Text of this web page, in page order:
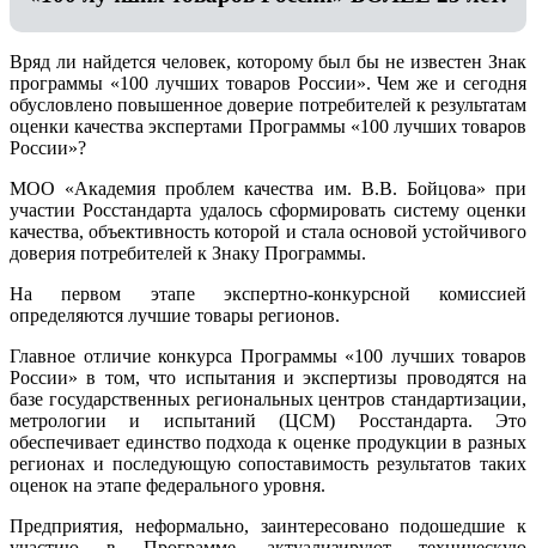
Вряд ли найдется человек, которому был бы не известен Знак
программы «100 лучших товаров России». Чем же и сегодня
обусловлено повышенное доверие потребителей к результатам
оценки качества экспертами Программы «100 лучших товаров
России»?
МОО «Академия проблем качества им. В.В. Бойцова» при
участии Росстандарта удалось сформировать систему оценки
качества, объективность которой и стала основой устойчивого
доверия потребителей к Знаку Программы.
На первом этапе экспертно-конкурсной комиссией
определяются лучшие товары регионов.
Главное отличие конкурса Программы «100 лучших товаров
России» в том, что испытания и экспертизы проводятся на
базе государственных региональных центров стандартизации,
метрологии и испытаний (ЦCM) Росстандарта. Это
обеспечивает единство подхода к оценке продукции в разных
регионах и последующую сопоставимость результатов таких
оценок на этапе федерального уровня.
Предприятия, неформально, заинтересовано подошедшие к